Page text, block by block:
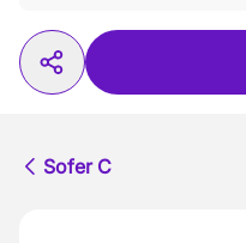
Sofer C